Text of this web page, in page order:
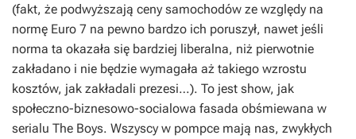
(fakt, że podwyższają ceny samochodów ze względy na
normę Euro 7 na pewno bardzo ich poruszył, nawet jeśli
norma ta okazała się bardziej liberalna, niż pierwotnie
zakładano i nie będzie wymagała aż takiego wzrostu
kosztów, jak zakładali prezesi…). To jest show, jak
społeczno-biznesowo-socialowa fasada obśmiewana w
serialu The Boys. Wszyscy w pompce mają nas, zwykłych